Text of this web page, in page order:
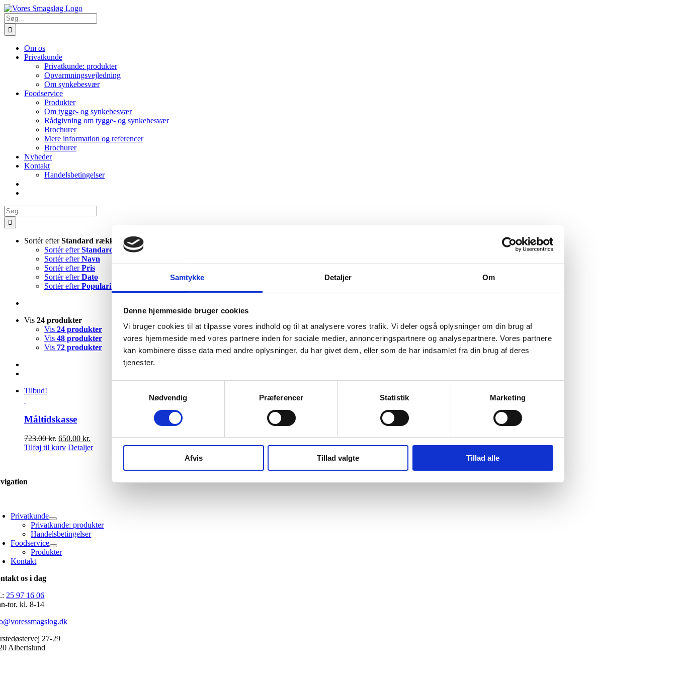
Samtykke Detaljer Om
Denne hjemmeside bruger cookies
Vi bruger cookies til at tilpasse vores indhold og til at analysere vores trafik. Vi deler også oplysninger om din brug af
vores hjemmeside med vores partnere inden for sociale medier, annonceringspartnere og analysepartnere. Vores partnere
kan kombinere disse data med andre oplysninger, du har givet dem, eller som de har indsamlet fra din brug af deres
tjenester.
Nødvendig
Præferencer Statistik Marketing
Afvis Tillad valgte Tillad alle
Skip
to
content
Søg
efter:
Om os
Privatkunde
Privatkunde: produkter
Opvarmningsvejledning
Om synkebesvær
Foodservice
Produkter
Om tygge- og synkebesvær
Rådgivning om tygge- og synkebesvær
Brochurer
Mere information og referencer
Brochurer
Nyheder
Kontakt
Handelsbetingelser
Søg
efter:
Sortér efterStandard rækkefølge
Sortér efterStandard rækkefølge
Sortér efterNavn
Sortér efterPris
Sortér efterDato
Sortér efterPopularitet
Vis 24 produkter
Vis 24 produkter
Vis 48 produkter
Vis 72 produkter
Tilbud!
Måltidskasse
723.00kr. Den
oprindelige
650.00 kr.
aktuelle
Tilføj til kurv Detaljer
Privatkunde
Privatkunde: produkter
Handelsbetingelser
Foodservice
Produkter
Kontakt
os i dag
25 97 16 06
tor. kl. 8-14
27-29
Albertslund